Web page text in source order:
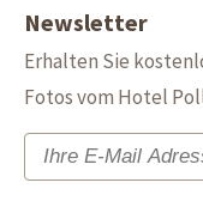
Newsletter
Erhalten Sie
Fotos vom Hotel